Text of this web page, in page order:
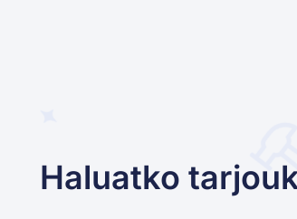
Haluatko